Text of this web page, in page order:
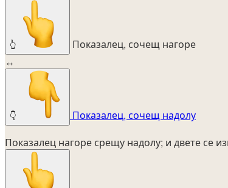
👆
Показалец, сочещ нагоре
↔
👇
Показалец, сочещ надолу
Показалец нагоре срещу надолу; и двете се